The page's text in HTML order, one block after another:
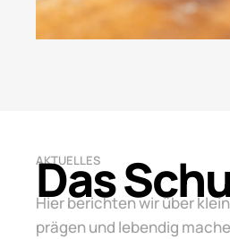
AKTUELLES
Das
Hier berichten wir über
prägen und lebendig